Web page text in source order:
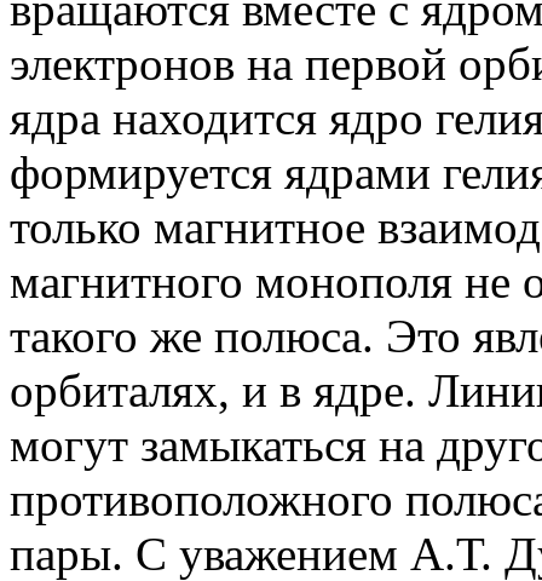
электронов на первой
ядра находится ядро
формируется ядрами
только магнитное
магнитного монополя не
такого же полюса. Это
орбиталях, и в ядре.
могут замыкаться на
противоположного
пары. С уважением А.Т.